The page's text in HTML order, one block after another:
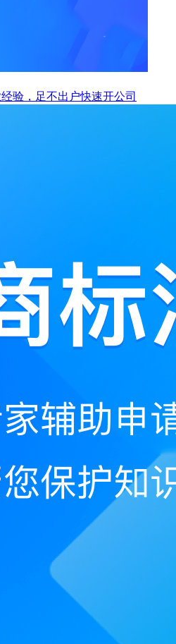
验，足不出户快速开公司